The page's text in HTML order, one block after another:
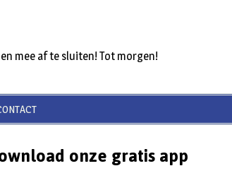
mee af te sluiten! Tot morgen!
onze gratis app